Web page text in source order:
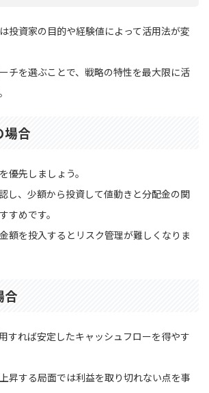
投資家の目的や経験値によって活用法が変
チを選ぶことで、戦略の特性を最大限に活
場合
優先しましょう。
し、少額から投資して値動きと分配金の関
すめです。
額を投入するとリスク管理が難しくなりま
合
すれば安定したキャッシュフローを得やす
昇する局面では利益を取り切れない点を事